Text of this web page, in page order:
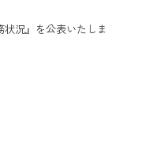
状況』を公表いたしま